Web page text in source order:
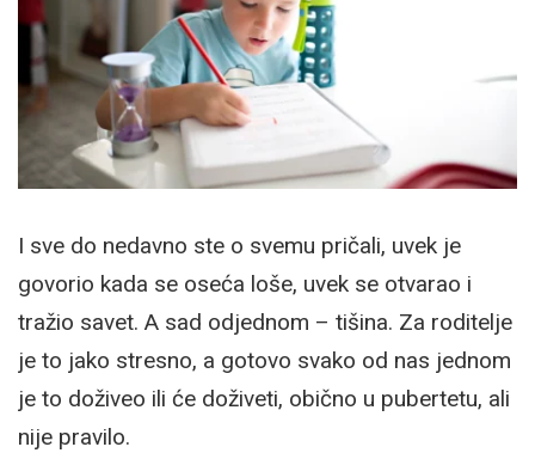
I sve do nedavno ste o svemu pričali, uvek je
govorio kada se oseća loše, uvek se otvarao i
tražio savet. A sad odjednom – tišina. Za roditelje
je to jako stresno, a gotovo svako od nas jednom
je to doživeo ili će doživeti, obično u pubertetu, ali
nije pravilo.